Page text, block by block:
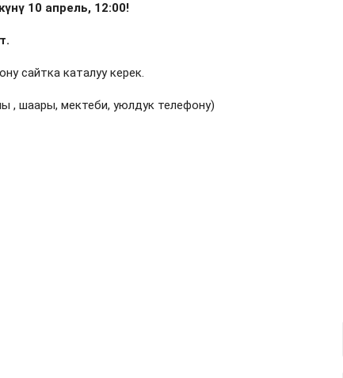
10 апрель, 12:00!
сайтка каталуу керек.
, шаары, мектеби, уюлдук телефону)